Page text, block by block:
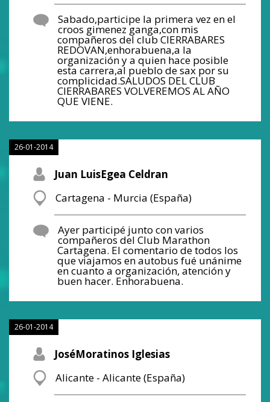
Sabado,participe la primera vez en el
croos gimenez ganga,con mis
compañeros del club CIERRABARES
REDOVAN,enhorabuena,a la
organización y a quien hace posible
esta carrera,al pueblo de sax por su
complicidad.SALUDOS DEL CLUB
CIERRABARES VOLVEREMOS AL AÑO
QUE VIENE.
26-01-2014
Juan LuisEgea Celdran
Cartagena - Murcia (España)
Ayer participé junto con varios
compañeros del Club Marathon
Cartagena. El comentario de todos los
que viajamos en autobus fué unánime
en cuanto a organización, atención y
buen hacer. Enhorabuena.
26-01-2014
JoséMoratinos Iglesias
Alicante - Alicante (España)